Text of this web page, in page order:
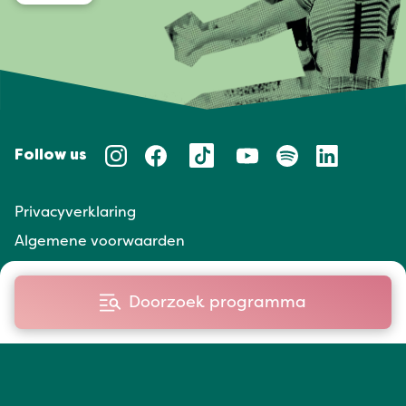
Doorzoek programma
Follow us
Privacyverklaring
Algemene voorwaarden
Huisregels
Taal/Languages